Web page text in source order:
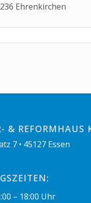
Ehrenkirchen
& REFORMHAUS
7 • 45127 Essen
– 18:00 Uhr